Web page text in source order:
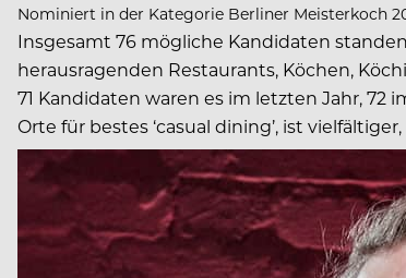
Nominiert in der Kategorie Berliner Meisterkoch
Insgesamt 76 mögliche Kandidaten
herausragenden Restaurants, Köchen,
71 Kandidaten waren es im letzten Jahr, 72
Orte für bestes ‘casual dining’, ist